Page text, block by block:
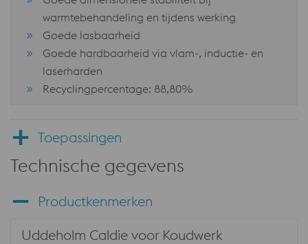
warmtebehandeling en tijdens werking
Goede lasbaarheid
Goede hardbaarheid via vlam-, inductie- en
laserharden
Recyclingpercentage: 88,80%
Toepassingen
Technische gegevens
Productkenmerken
Uddeholm Caldie voor Koudwerk